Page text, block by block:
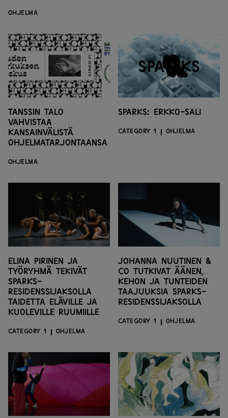
OHJELMA
Tanssin talo
vahvistaa
kansainvälistä
ohjelmatarjontaansa
OHJELMA
Sparks: Erkko-sali
CATEGORY 1 OHJELMA
Elina Pirinen ja
työryhmä tekivät
SPARKS-
residenssijaksolla
taidetta eläville ja
kuoleville ruumiille
CATEGORY 1 OHJELMA
Johanna Nuutinen &
CO tutkivat äänen,
kehon ja tunteiden
taajuuksia SPARKS-
residenssijaksolla
CATEGORY 1 OHJELMA